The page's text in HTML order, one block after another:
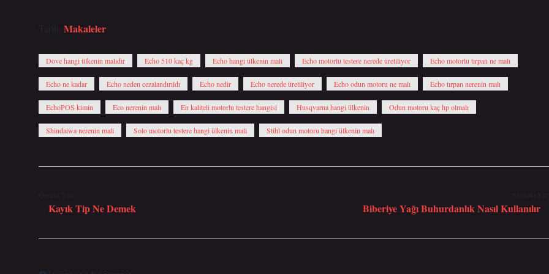
Tarih: Makaleler
Dove hangi ülkenin malıdır Echo 510 kaç kg Echo hangi ülkenin malı Echo motorlu testere nerede üretiliyor Echo motorlu tırpan ne malı
Echo ne kadar Echo neden cezalandırıldı Echo nedir Echo nerede üretiliyor Echo odun motoru ne malı Echo tırpan nerenin malı
EchoPOS kimin Eco nerenin malı En kaliteli motorlu testere hangisi Husqvarna hangi ülkenin Odun motoru kaç hp olmalı
Shindaiwa nerenin mali Solo motorlu testere hangi ülkenin mali Stihl odun motoru hangi ülkenin malı
Önceki Yazı
Kayık Tip Ne Demek
Sonraki
Biberiye Yağı Buhurdanlık Nasıl Kullanılır